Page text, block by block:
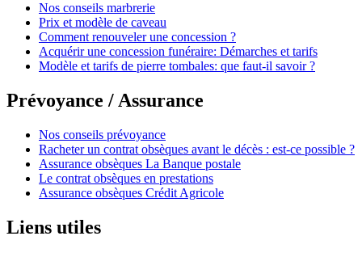
Nos conseils marbrerie
Prix et modèle de caveau
Comment renouveler une concession ?
Acquérir une concession funéraire: Démarches et tarifs
Modèle et tarifs de pierre tombales: que faut-il savoir ?
Prévoyance / Assurance
Nos conseils prévoyance
Racheter un contrat obsèques avant le décès : est-ce possible ?
Assurance obsèques La Banque postale
Le contrat obsèques en prestations
Assurance obsèques Crédit Agricole
Liens utiles